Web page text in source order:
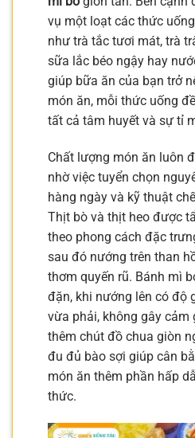
vụ một loạt các thức
như trà tắc tươi mát, trà
sữa lắc béo ngậy hay
giúp bữa ăn của bạn trở
món ăn, mỗi thức uống
tất cả tâm huyết và sự tỉ
Chất lượng món ăn luôn
nhờ việc tuyển chọn
hàng ngày và kỹ thuật
Thịt bò và thịt heo được
theo phong cách đặc
sau đó nướng trên than
thơm quyến rũ. Bánh mì
đặn, khi nướng lên có độ
vừa phải, không gây cảm
thêm chút đồ chua giòn
đu đủ bào sợi giúp cân
món ăn thêm phần hấp
thức.